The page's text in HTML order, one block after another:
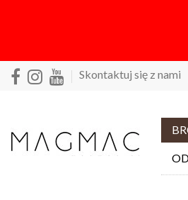
Skontaktuj się z nami